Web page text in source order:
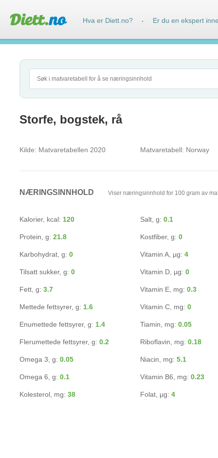
Storfe, bogstek, rå
Kilde: Matvaretabellen 2020 Matvaretabell: Norway
NÆRINGSINNHOLD Viser næringsinnhold for 100 gram av
Kalorier, kcal: 120
Protein, g: 21.8
Karbohydrat, g: 0
Tilsatt sukker, g: 0
Fett, g: 3.7
Mettede fettsyrer, g: 1.6
Enumettede fettsyrer, g: 1.4
Flerumettede fettsyrer, g: 0.2
Omega 3, g: 0.05
Omega 6, g: 0.1
Kolesterol, mg: 38
Salt, g: 0.1
Kostfiber, g: 0
Vitamin A, µg: 4
Vitamin D, µg: 0
Vitamin E, mg: 0.3
Vitamin C, mg: 0
Tiamin, mg: 0.05
Riboflavin, mg: 0.18
Niacin, mg: 5.1
Vitamin B6, mg: 0.23
Folat, µg: 4
Hva er Diett.no? · Er du en ekspert